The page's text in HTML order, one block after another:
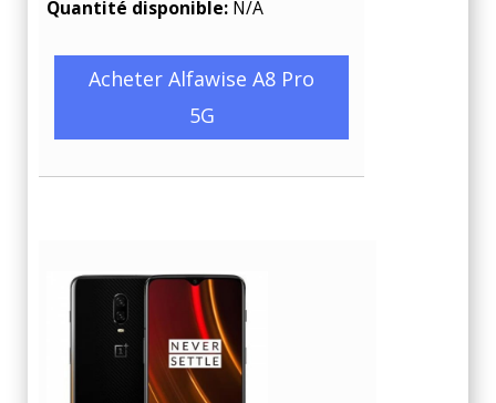
Quantité disponible: N/A
Acheter Alfawise A8 Pro
5G